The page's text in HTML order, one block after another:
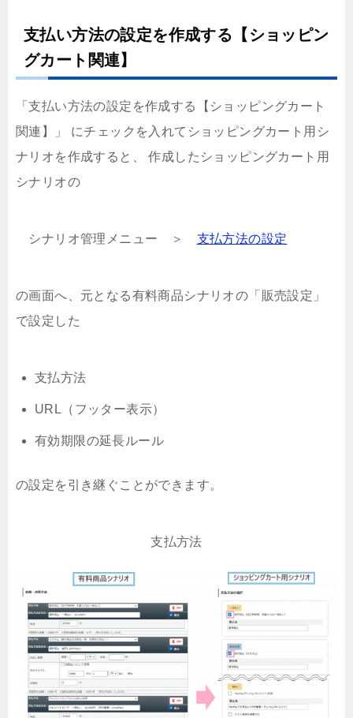
支払い方法の設定を作成する【ショッピン
グカート関連】
「支払い方法の設定を作成する【ショッピングカート
関連】」 にチェックを入れてショッピングカート用シ
ナリオを作成すると、 作成したショッピングカート用
シナリオの
シナリオ管理メニュー ＞ 支払方法の設定
の画面へ、元となる有料商品シナリオの「販売設定」
で設定した
支払方法
URL（フッター表示）
有効期限の延長ルール
の設定を引き継ぐことができます。
支払方法